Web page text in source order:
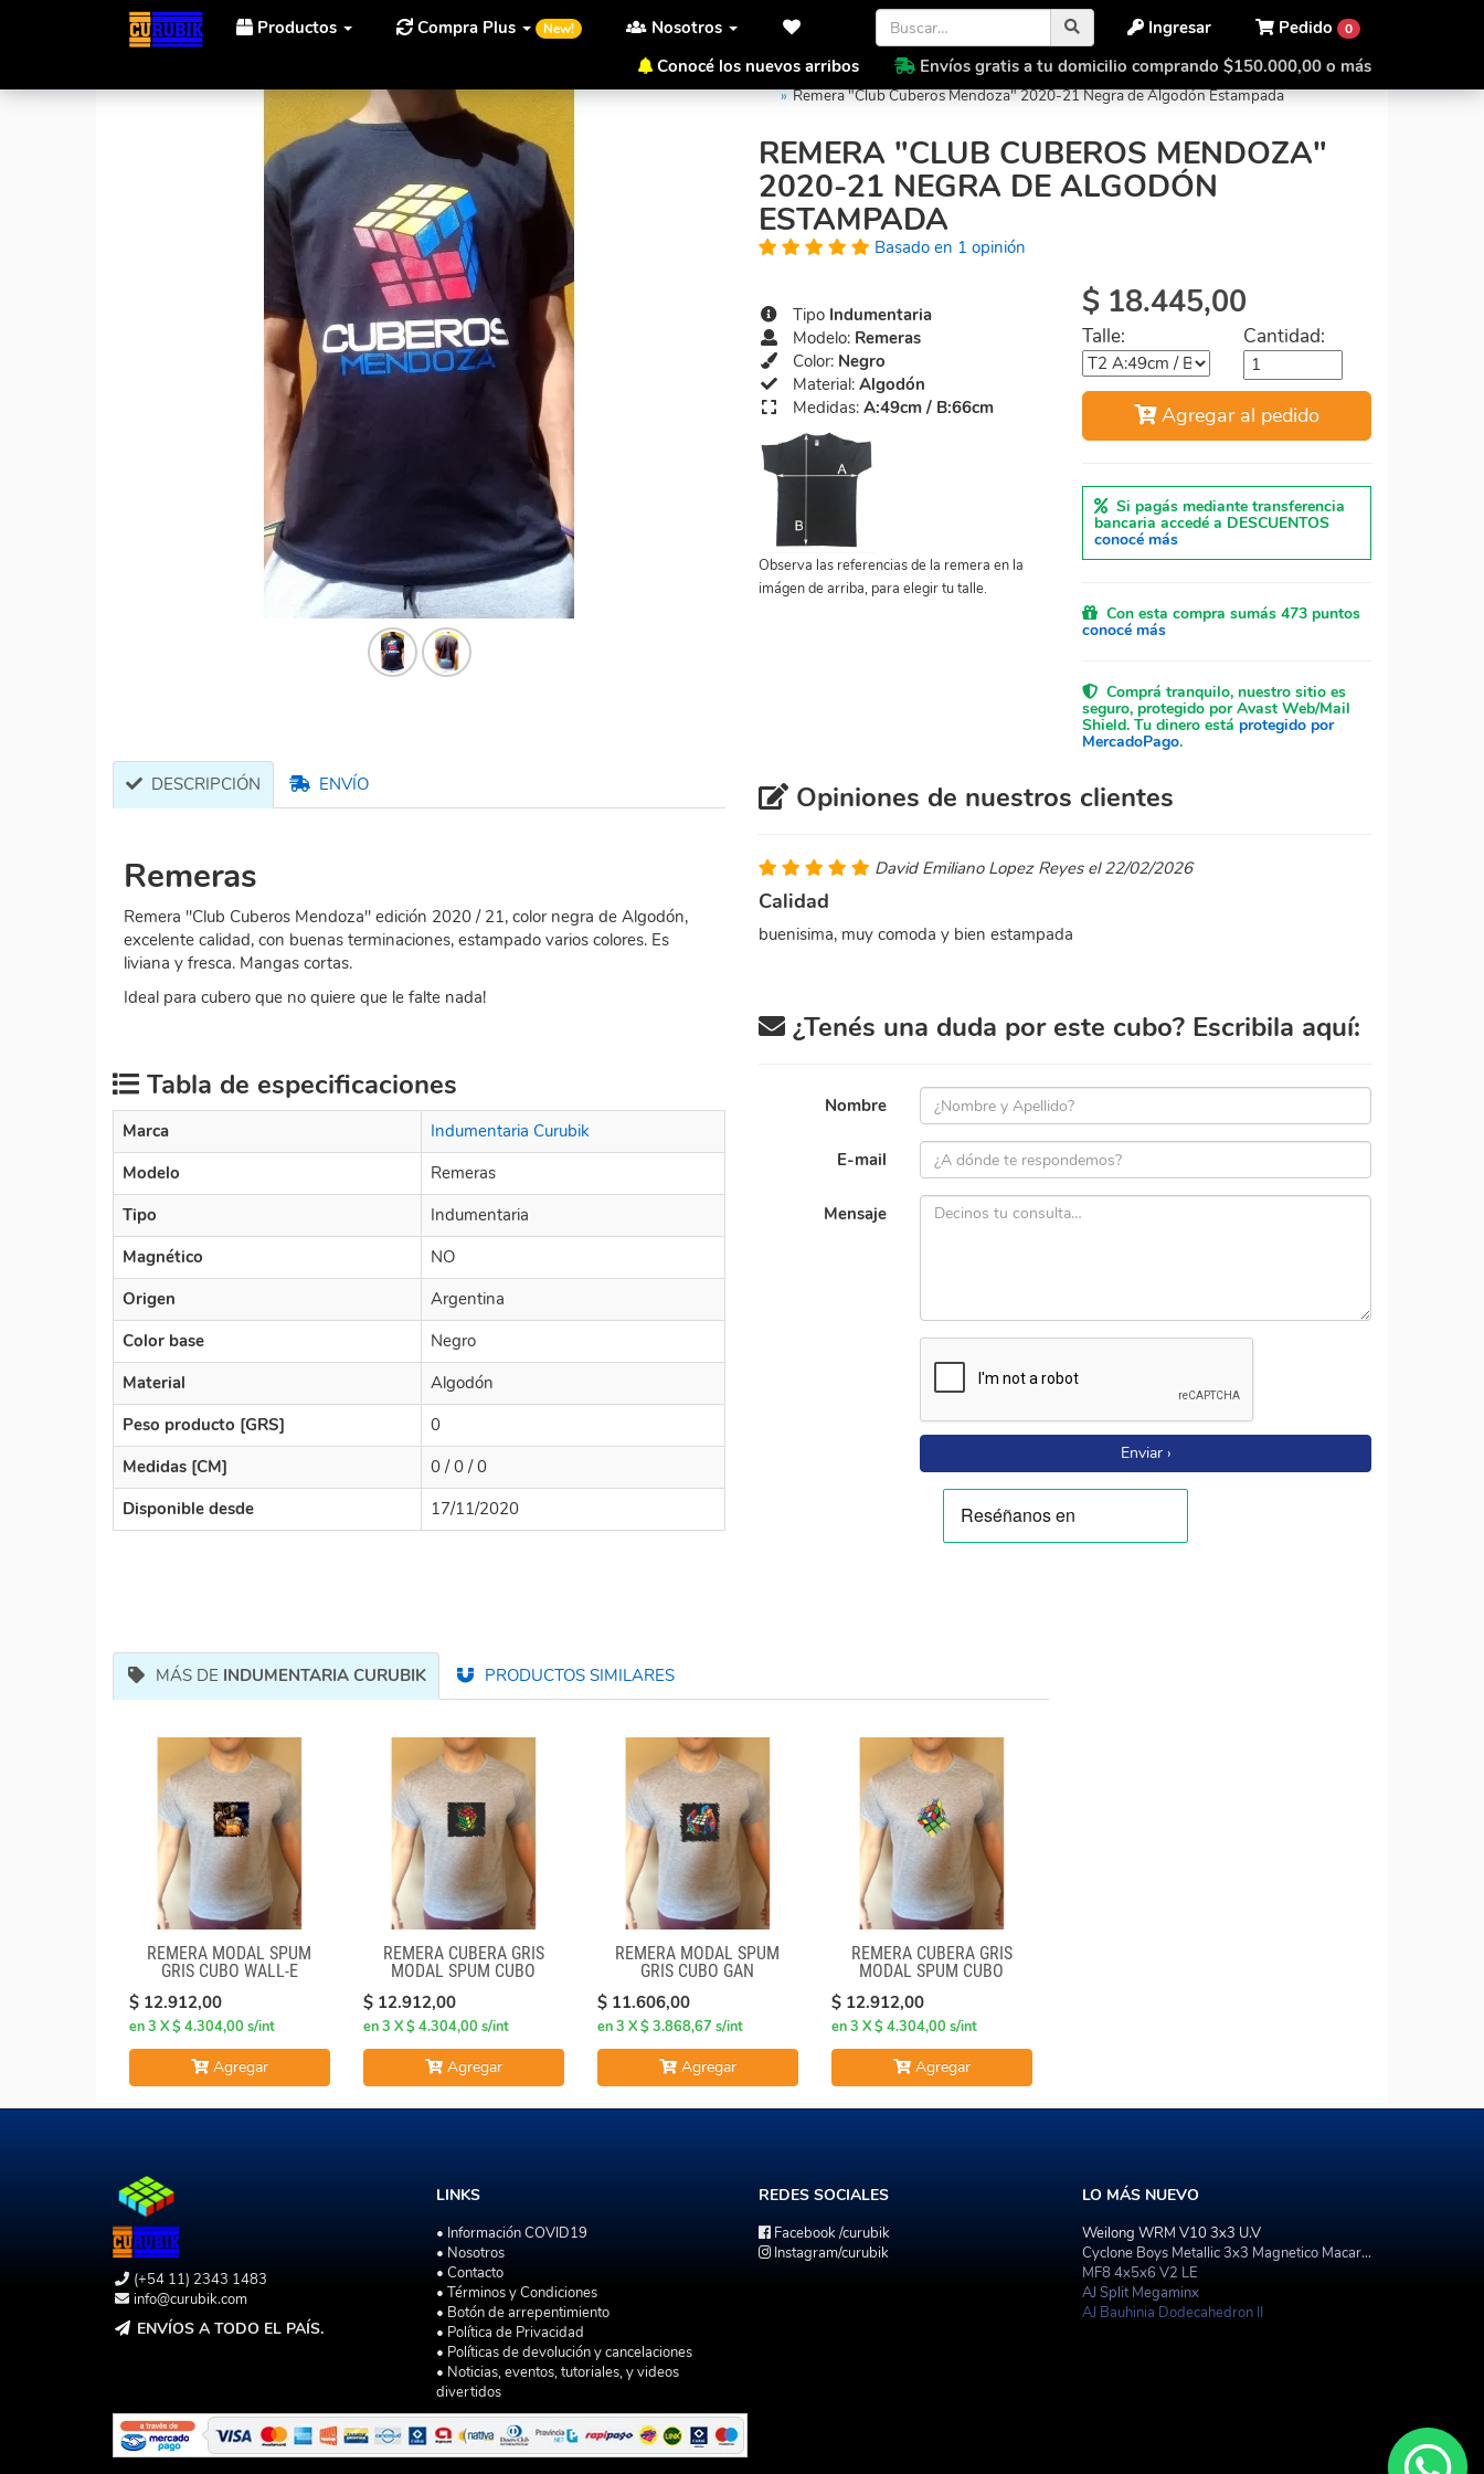
Productos Compra Plus New! Nosotros Pedido 0
Ingresar
Conocé los nuevos arribos
Envíos gratis a tu domicilio comprando $150.000,00 o más
Inicio Indumentaria Curubik
Remeras
Remera "Club Cuberos Mendoza" 2020-21 Negra de Algodón Estampada
REMERA "CLUB CUBEROS MENDOZA"
2020-21 NEGRA DE ALGODÓN
ESTAMPADA
Basado en 1 opinión
Tipo Indumentaria
Modelo: Remeras
Color: Negro
Material: Algodón
Medidas: A:49cm / B:66cm
Observa las referencias de la remera en la
imágen de arriba, para elegir tu talle.
$ 18.445,00
Talle: Cantidad:
Agregar al pedido
Si pagás mediante transferencia
bancaria accedé a DESCUENTOS
conocé más
Con esta compra sumás 473 puntos
conocé más
Comprá tranquilo, nuestro sitio es
seguro, protegido por Avast Web/Mail
Shield. Tu dinero está protegido por
MercadoPago.
DESCRIPCIÓN ENVÍO
Remeras
Remera "Club Cuberos Mendoza" edición 2020 / 21, color negra de Algodón,
excelente calidad, con buenas terminaciones, estampado varios colores. Es
liviana y fresca. Mangas cortas.
Ideal para cubero que no quiere que le falte nada!
Tabla de especificaciones
Marca
Indumentaria Curubik
Modelo
Remeras
Tipo
Indumentaria
Magnético
NO
Origen
Argentina
Color base
Negro
Material
Algodón
Peso producto [GRS]
0
Medidas [CM]
0 / 0 / 0
Disponible desde
17/11/2020
Opiniones de nuestros clientes
David Emiliano Lopez Reyes el 22/02/2026
Calidad
buenisima, muy comoda y bien estampada
¿Tenés una duda por este cubo? Escribila aquí:
Nombre
E-mail
Mensaje
Enviar ›
MÁS DE INDUMENTARIA CURUBIK PRODUCTOS SIMILARES
REMERA MODAL SPUM
GRIS CUBO WALL-E
$ 12.912,00
en 3 X $ 4.304,00 s/int
Agregar
REMERA CUBERA GRIS
MODAL SPUM CUBO
$ 12.912,00
en 3 X $ 4.304,00 s/int
Agregar
REMERA MODAL SPUM
GRIS CUBO GAN
$ 11.606,00
en 3 X $ 3.868,67 s/int
Agregar
REMERA CUBERA GRIS
MODAL SPUM CUBO
$ 12.912,00
en 3 X $ 4.304,00 s/int
Agregar
(+54 11) 2343 1483
info@curubik.com
ENVÍOS A TODO EL PAÍS.
LINKS
• Información COVID19
• Nosotros
• Contacto
• Términos y Condiciones
• Botón de arrepentimiento
• Política de Privacidad
• Políticas de devolución y cancelaciones
• Noticias, eventos, tutoriales, y videos
divertidos
REDES SOCIALES
Facebook/curubik
Instagram/curubik
LO MÁS NUEVO
Weilong WRM V10 3x3 U.V
Cyclone Boys Metallic 3x3 Magnetico Macaron
MF8 4x5x6 V2 LE
AJ Split Megaminx
AJ Bauhinia Dodecahedron II